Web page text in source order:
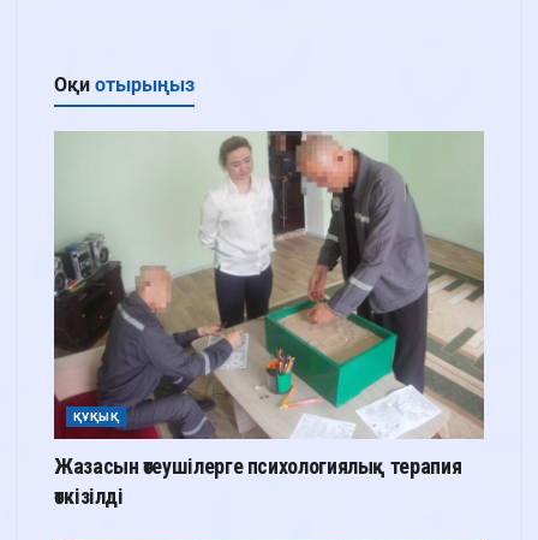
Оқи отырыңыз
ҚҰҚЫҚ
Жазасын өтеушілерге психологиялық терапия
өткізілді